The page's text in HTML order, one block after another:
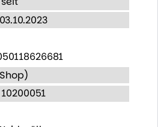
03.10.2023
10200051